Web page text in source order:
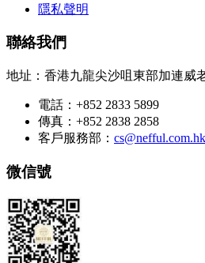
隱私聲明
聯絡我們
地址：香港九龍尖沙咀東部加連威
電話：+852 2833 5899
傳真：+852 2838 2858
客戶服務部： cs@nefful.com.hk
微信號